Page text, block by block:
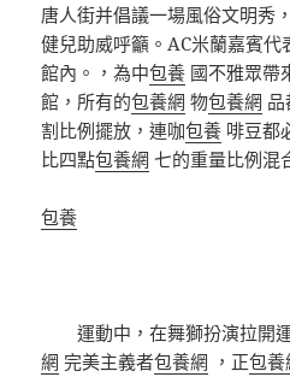
唐人街并倡議一場風俗文明秀
健兒助威呼籲。AC米蘭嘉賓
館內。，為中包養 國不雅眾帶
館，所有的包養網 物包養網
割比例擺放，連咖包養 啡豆都
比四點包養網 七的重量比例混
包養
運動中，在舞獅扮演拉開
網 完美主義者包養網 ，正包養